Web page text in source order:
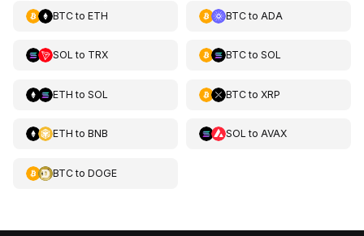
BTCto ETH BTCto ADA
SOL to TRX BTCto SOL
ETH to SOL BTCto XRP
ETH to BNB SOL to AVAX
BTCto DOGE